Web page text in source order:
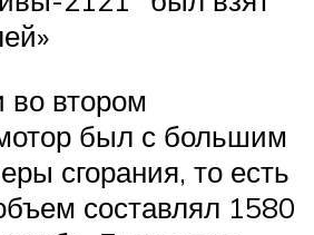
во втором
был с большим
сгорания, то есть
составлял 1580